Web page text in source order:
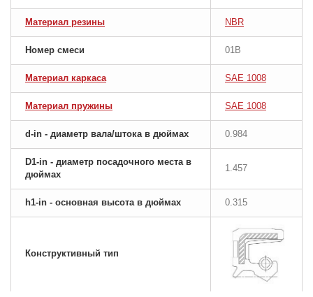
Материал резины NBR
Номер смеси 01B
Материал каркаса SAE 1008
Материал пружины SAE 1008
d-in - диаметр вала/штока в дюймах 0.984
D1-in - диаметр посадочного места в
дюймах
1.457
h1-in - основная высота в дюймах 0.315
Конструктивный тип